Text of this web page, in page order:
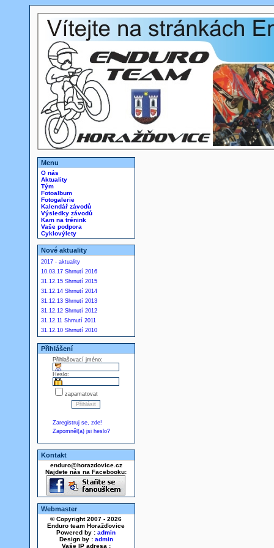
Menu
O nás
Aktuality
Tým
Fotoalbum
Fotogalerie
Kalendář závodů
Výsledky závodů
Kam na trénink
Vaše podpora
Cyklovýlety
Nové aktuality
2017 - aktuality
10.03.17 Shrnutí 2016
31.12.15 Shrnutí 2015
31.12.14 Shrnutí 2014
31.12.13 Shrnutí 2013
31.12.12 Shrnutí 2012
31.12.11 Shrnutí 2011
31.12.10 Shrnutí 2010
Přihlášení
Přihlašovací jméno:
Heslo:
zapamatovat
Zaregistruj se, zde!
Zapomněl(a) jsi heslo?
Kontakt
enduro@horazdovice.cz
Najdete nás na Facebooku:
Webmaster
© Copyright 2007 - 2026
Enduro team Horažďovice
Powered by : admin
Design by : admin
Vaše IP adresa :